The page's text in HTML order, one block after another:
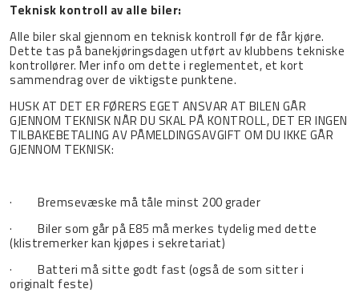
Teknisk kontroll av alle biler:
Alle biler skal gjennom en teknisk kontroll før de får kjøre.
Dette tas på banekjøringsdagen utført av klubbens tekniske
kontrollører. Mer info om dette i reglementet, et kort
sammendrag over de viktigste punktene.
HUSK AT DET ER FØRERS EGET ANSVAR AT BILEN GÅR
GJENNOM TEKNISK NÅR DU SKAL PÅ KONTROLL, DET ER INGEN
TILBAKEBETALING AV PÅMELDINGSAVGIFT OM DU IKKE GÅR
GJENNOM TEKNISK:
· Bremsevæske må tåle minst 200 grader
· Biler som går på E85 må merkes tydelig med dette
(klistremerker kan kjøpes i sekretariat)
· Batteri må sitte godt fast (også de som sitter i
originalt feste)